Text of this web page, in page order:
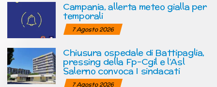
Campania, allerta meteo gialla per
temporali
7 Agosto 2026
Chiusura ospedale di Battipaglia,
pressing della Fp-Cgil e l’Asl
Salerno convoca I sindacati
7 Agosto 2026